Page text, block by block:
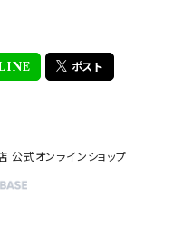
) ポスト
式オンラインショップ